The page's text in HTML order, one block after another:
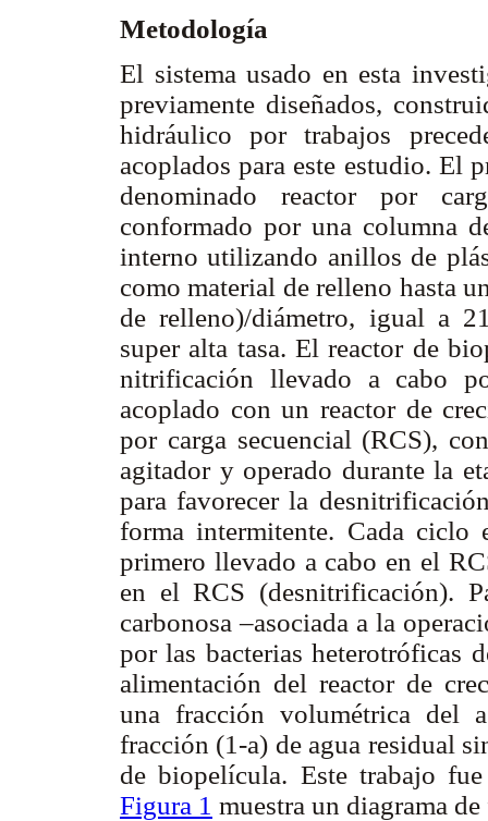
Metodología
El sistema usado en esta
previamente diseñados,
hidráulico por trabajos
acoplados para este estudio. El
denominado reactor por
conformado por una columna
interno utilizando anillos de
como material de relleno hasta
de relleno)/diámetro, igual a
super alta tasa. El reactor de
nitrificación llevado a cabo
acoplado con un reactor de
por carga secuencial (RCS),
agitador y operado durante la
para favorecer la
forma intermitente. Cada
primero llevado a cabo en el
en el RCS (desnitrificación).
carbonosa –asociada a la
por las bacterias heterotróficas
alimentación del reactor de
una fracción volumétrica del
fracción (1-a) de agua residual
de biopelícula. Este trabajo
Figura 1 muestra un diagrama